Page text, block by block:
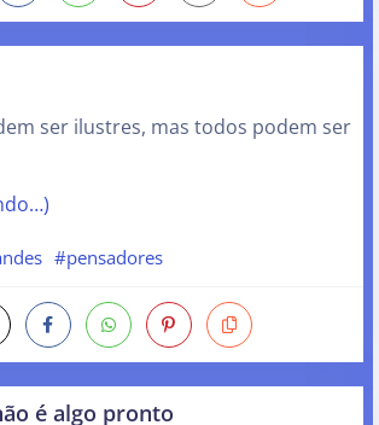
ser ilustres, mas todos podem ser
#pensadores
é algo pronto